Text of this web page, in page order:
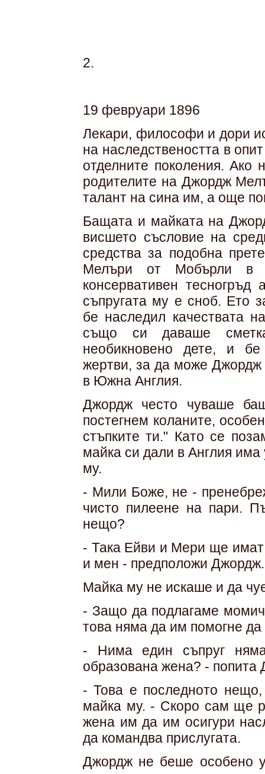
2.
19 февруари 1896
Лекари, философи и дори
на наследствеността в
отделните поколения. Ако
родителите на Джордж
талант на сина им, а още
Бащата и майката на
висшето съсловие на
средства за подобна
Мелъри от Мобърли в
консервативен
съпругата му е сноб. Ето
бе наследил качествата
също си даваше
необикновено дете, и
жертви, за да може Джордж
в Южна Англия.
Джордж често чуваше
постегнем коланите,
стъпките ти." Като се
майка си дали в Англия
му.
- Мили Боже, не -
чисто пилеене на пари.
нещо?
- Така Ейви и Мери ще
и мен - предположи Джордж.
Майка му не искаше и да
- Защо да подлагаме
това няма да им помогне
- Нима един съпруг
образована жена? - попита
- Това е последното
майка му. - Скоро сам ще
жена им да им осигури
да командва прислугата.
Джордж не беше особено